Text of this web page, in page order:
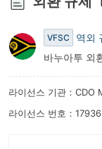
VFSC
역외
바누아투 외
라이선스 기관：CDO
라이선스 번호：17936